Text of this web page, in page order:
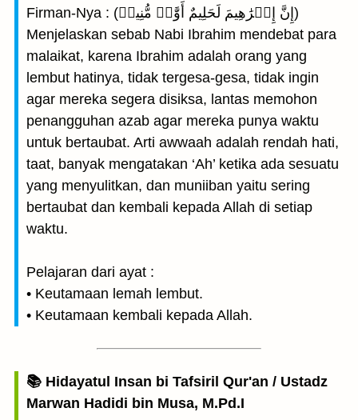
Firman-Nya : (إِنَّ إِبۡرَٰهِيمَ لَحَلِيمٌ أَوَّٰهٞ مُّنِيبٞ)
Menjelaskan sebab Nabi Ibrahim mendebat para
malaikat, karena Ibrahim adalah orang yang
lembut hatinya, tidak tergesa-gesa, tidak ingin
agar mereka segera disiksa, lantas memohon
penangguhan azab agar mereka punya waktu
untuk bertaubat. Arti awwaah adalah rendah hati,
taat, banyak mengatakan ‘Ah’ ketika ada sesuatu
yang menyulitkan, dan muniiban yaitu sering
bertaubat dan kembali kepada Allah di setiap
waktu.
Pelajaran dari ayat :
• Keutamaan lemah lembut.
• Keutamaan kembali kepada Allah.
📚 Hidayatul Insan bi Tafsiril Qur'an / Ustadz
Marwan Hadidi bin Musa, M.Pd.I